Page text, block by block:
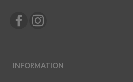
INFORMATION